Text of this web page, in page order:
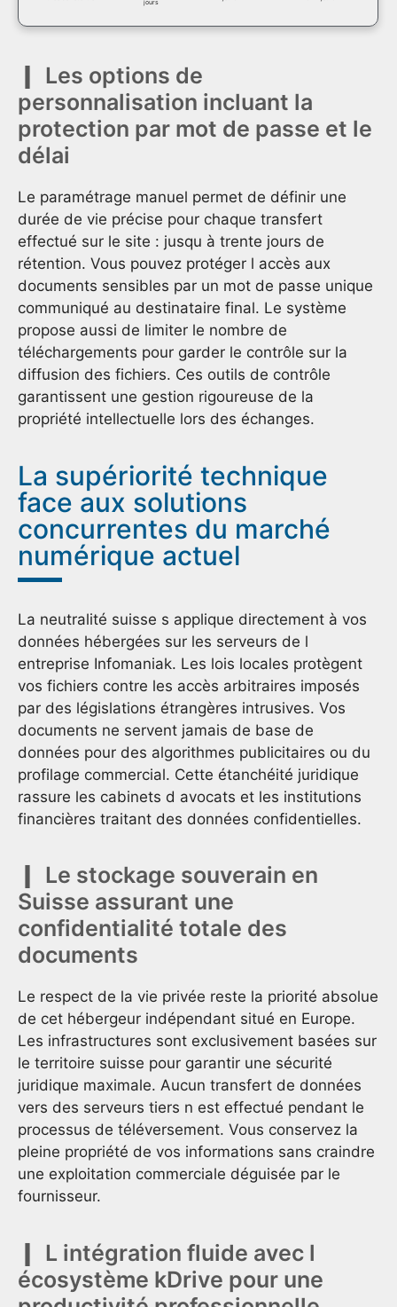
jours
Les options de
personnalisation incluant la
protection par mot de passe et le
délai
Le paramétrage manuel permet de définir une
durée de vie précise pour chaque transfert
effectué sur le site : jusqu à trente jours de
rétention. Vous pouvez protéger l accès aux
documents sensibles par un mot de passe unique
communiqué au destinataire final. Le système
propose aussi de limiter le nombre de
téléchargements pour garder le contrôle sur la
diffusion des fichiers. Ces outils de contrôle
garantissent une gestion rigoureuse de la
propriété intellectuelle lors des échanges.
La supériorité technique
face aux solutions
concurrentes du marché
numérique actuel
La neutralité suisse s applique directement à vos
données hébergées sur les serveurs de l
entreprise Infomaniak. Les lois locales protègent
vos fichiers contre les accès arbitraires imposés
par des législations étrangères intrusives. Vos
documents ne servent jamais de base de
données pour des algorithmes publicitaires ou du
profilage commercial. Cette étanchéité juridique
rassure les cabinets d avocats et les institutions
financières traitant des données confidentielles.
Le stockage souverain en
Suisse assurant une
confidentialité totale des
documents
Le respect de la vie privée reste la priorité absolue
de cet hébergeur indépendant situé en Europe.
Les infrastructures sont exclusivement basées sur
le territoire suisse pour garantir une sécurité
juridique maximale. Aucun transfert de données
vers des serveurs tiers n est effectué pendant le
processus de téléversement. Vous conservez la
pleine propriété de vos informations sans craindre
une exploitation commerciale déguisée par le
fournisseur.
L intégration fluide avec l
écosystème kDrive pour une